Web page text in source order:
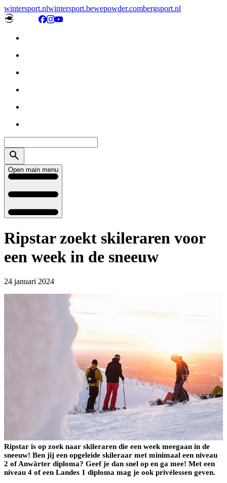
wintersport.nlwintersport.bewepowder.combergsport.nl
Open main menu
Ripstar zoekt skileraren voor
een week in de sneeuw
24 januari 2024
Ripstar is op zoek naar skileraren die een week meegaan in de
sneeuw! Ben jij een opgeleide skileraar met minimaal een niveau
2 of Anwärter diploma? Geef je dan snel op en ga mee! Met een
niveau 4 of een Landes 1 diploma mag je ook privélessen geven.